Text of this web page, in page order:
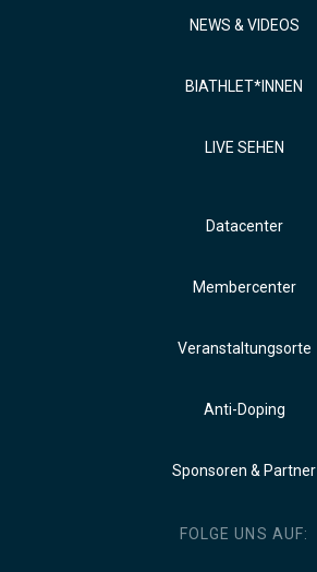
NEWS & VIDEOS
BIATHLET*INNEN
LIVE SEHEN
Datacenter
Membercenter
Veranstaltungsorte
Anti-Doping
Sponsoren & Partner
FOLGE UNS AUF: